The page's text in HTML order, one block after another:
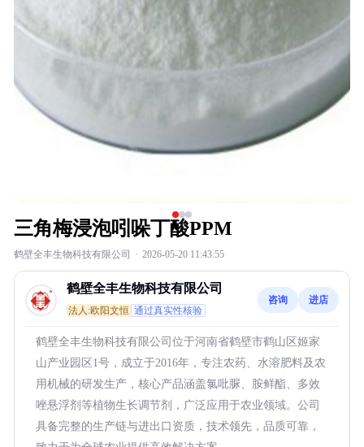
三角梅浸泡吲哚丁酸PPM
鹤壁全丰生物科技有限公司 · 2026-05-20 11:43:55
鹤壁全丰生物科技有限公司
法人:欧阳文恒 通过真实性核验
咨询 进店
鹤壁全丰生物科技有限公司位于河南省鹤壁市鹤山区姬家
山产业园区1号，成立于2016年，专注农药、水溶肥料及农
用机械的研发生产，核心产品涵盖氯吡脲、胺鲜酯、多效
唑悬浮剂等植物生长调节剂，广泛应用于农业领域。公司
具备完整的生产链与进出口资质，技术领先，品质可靠，